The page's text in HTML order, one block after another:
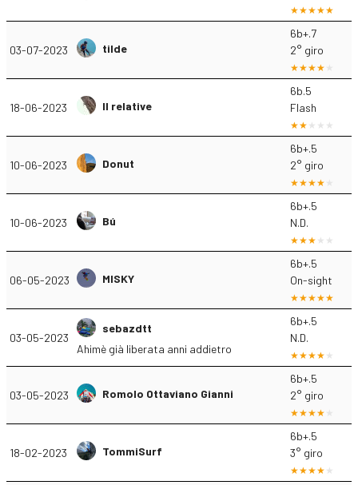
03-07-2023 tilde
6b+.7
2° giro
18-06-2023 Il relative
6b.5
Flash
10-06-2023 Donut
6b+.5
2° giro
10-06-2023 Bú
6b+.5
N.D.
06-05-2023 MISKY
6b+.5
On-sight
03-05-2023
sebazdtt
Ahimè già liberata anni addietro
6b+.5
N.D.
03-05-2023 Romolo Ottaviano Gianni
6b+.5
2° giro
18-02-2023 TommiSurf
6b+.5
3° giro